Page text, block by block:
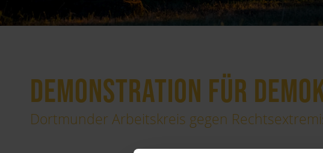
DEMONSTRATION FÜR
Dortmunder Arbeitskreis gegen